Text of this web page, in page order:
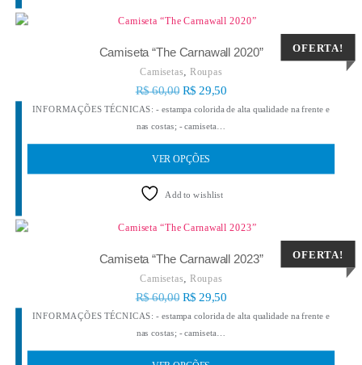
OFERTA!
Camiseta “The Carnawall 2020”
Camisetas Roupas
R$60,00 R$ 29,50
INFORMAÇÕES TÉCNICAS: - estampa colorida de alta qualidade na frente e
nas costas; - camiseta…
VER OPÇÕES
Add to wishlist
OFERTA!
Camiseta “The Carnawall 2023”
Camisetas Roupas
R$60,00 R$ 29,50
INFORMAÇÕES TÉCNICAS: - estampa colorida de alta qualidade na frente e
nas costas; - camiseta…